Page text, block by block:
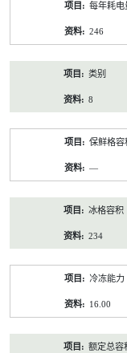
每年耗电
246
类别
8
保鲜格容
—
冰格容积
234
冷冻能力
16.00
额定总容